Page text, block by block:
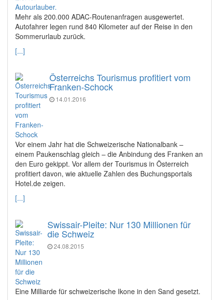
Mehr als 200.000 ADAC-Routenanfragen ausgewertet.
Autofahrer legen rund 840 Kilometer auf der Reise in den
Sommerurlaub zurück.
[...]
Österreichs Tourismus profitiert vom
Franken-Schock
14.01.2016
Vor einem Jahr hat die Schweizerische Nationalbank –
einem Paukenschlag gleich – die Anbindung des Franken an
den Euro gekippt. Vor allem der Tourismus in Österreich
profitiert davon, wie aktuelle Zahlen des Buchungsportals
Hotel.de zeigen.
[...]
Swissair-Pleite: Nur 130 Millionen für
die Schweiz
24.08.2015
Eine Milliarde für schweizerische Ikone in den Sand gesetzt.